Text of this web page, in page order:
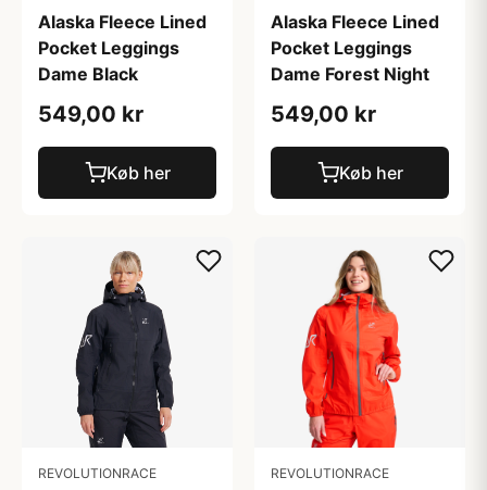
Alaska Fleece Lined
Pocket Leggings
Dame Black
549,00 kr
Køb her
Alaska Fleece Lined
Pocket Leggings
Dame Forest Night
549,00 kr
Køb her
REVOLUTIONRACE REVOLUTIONRACE